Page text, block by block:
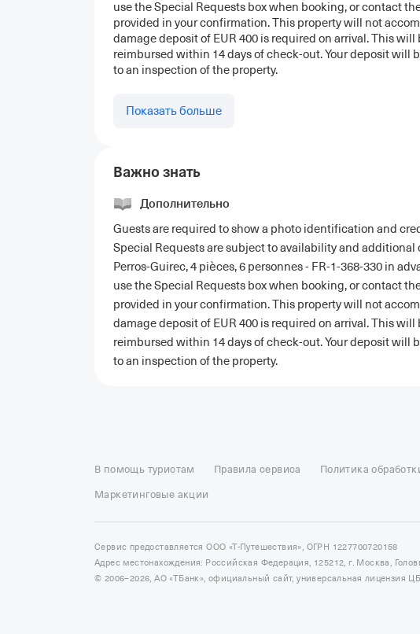
use the Special Requests box when booking, or contact
provided in your confirmation. This property will not
damage deposit of EUR 400 is required on arrival. This
reimbursed within 14 days of check-out. Your deposit will
to an inspection of the property.
Показать больше
Важно знать
Дополнительно
Guests are required to show a photo identification and
Special Requests are subject to availability and additional
Perros-Guirec, 4 pièces, 6 personnes - FR-1-368-330 in
use the Special Requests box when booking, or contact
provided in your confirmation. This property will not
damage deposit of EUR 400 is required on arrival. This
reimbursed within 14 days of check-out. Your deposit will
to an inspection of the property.
Отель Космос в Москве
Отель Президент Отель Рэдиссон в Сочи
Отели в Сочи Отели в Ярославле Отели в Абхазии Отели в Сортавале
В помощь туристам Правила сервиса Политика
Маркетинговые акции
Сервис предоставляется ООО «Т-Путешествия», ОГРН 1227700720158
Адрес местонахождения: Российская Федерация, 125212, г. Москва,
© 2006–2026, АО «ТБанк», официальный сайт, универсальная лицензия